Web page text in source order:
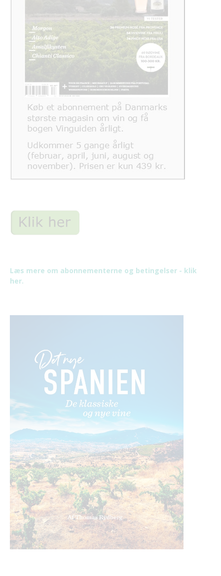
Læs mere om abonnementerne og betingelser - klik
her.